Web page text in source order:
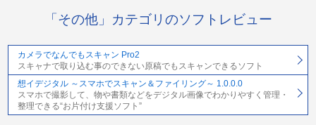
「その他」カテゴリのソフトレビュー
カメラでなんでもスキャン Pro2
スキャナで取り込む事のできない原稿でもスキャンできるソフト
想イデジタル ～スマホでスキャン＆ファイリング～ 1.0.0.0
スマホで撮影して、物や書類などをデジタル画像でわかりやすく管理・
整理できる“お片付け支援ソフト”